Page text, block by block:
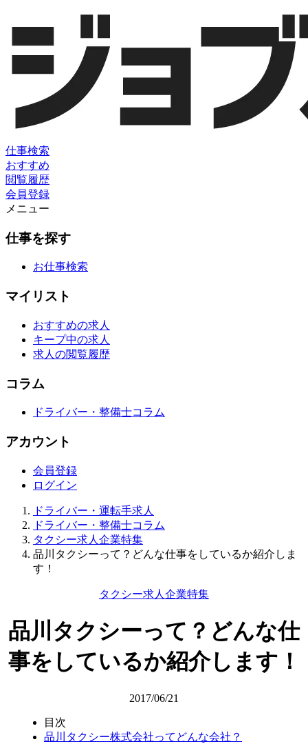
仕事検索
おすすめ
閲覧履歴
会員登録
メニュー
仕事を探す
お仕事検索
マイリスト
おすすめの求人
キープ中の求人
求人の閲覧履歴
コラム
ドライバー・整備士コラム
アカウント
会員登録
ログイン
ドライバー・運転手求人
ドライバー・整備士コラム
タクシー求人企業特集
品川タクシーって？どんな仕事をしているか紹介しま
す！
タクシー求人企業特集
品川タクシーって？どんな仕
事をしているか紹介します！
2017/06/21
目次
品川タクシー株式会社ってどんな会社？